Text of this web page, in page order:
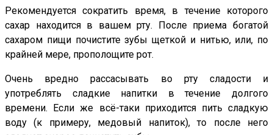
Рекомендуется сократить время, в течение которого
сахар находится в вашем рту. После приема богатой
сахаром пищи почистите зубы щеткой и нитью, или, по
крайней мере, прополощите рот.
Очень вредно рассасывать во рту сладости и
употреблять сладкие напитки в течение долгого
времени. Если же всё-таки приходится пить сладкую
воду (к примеру, медовый напиток), то после него